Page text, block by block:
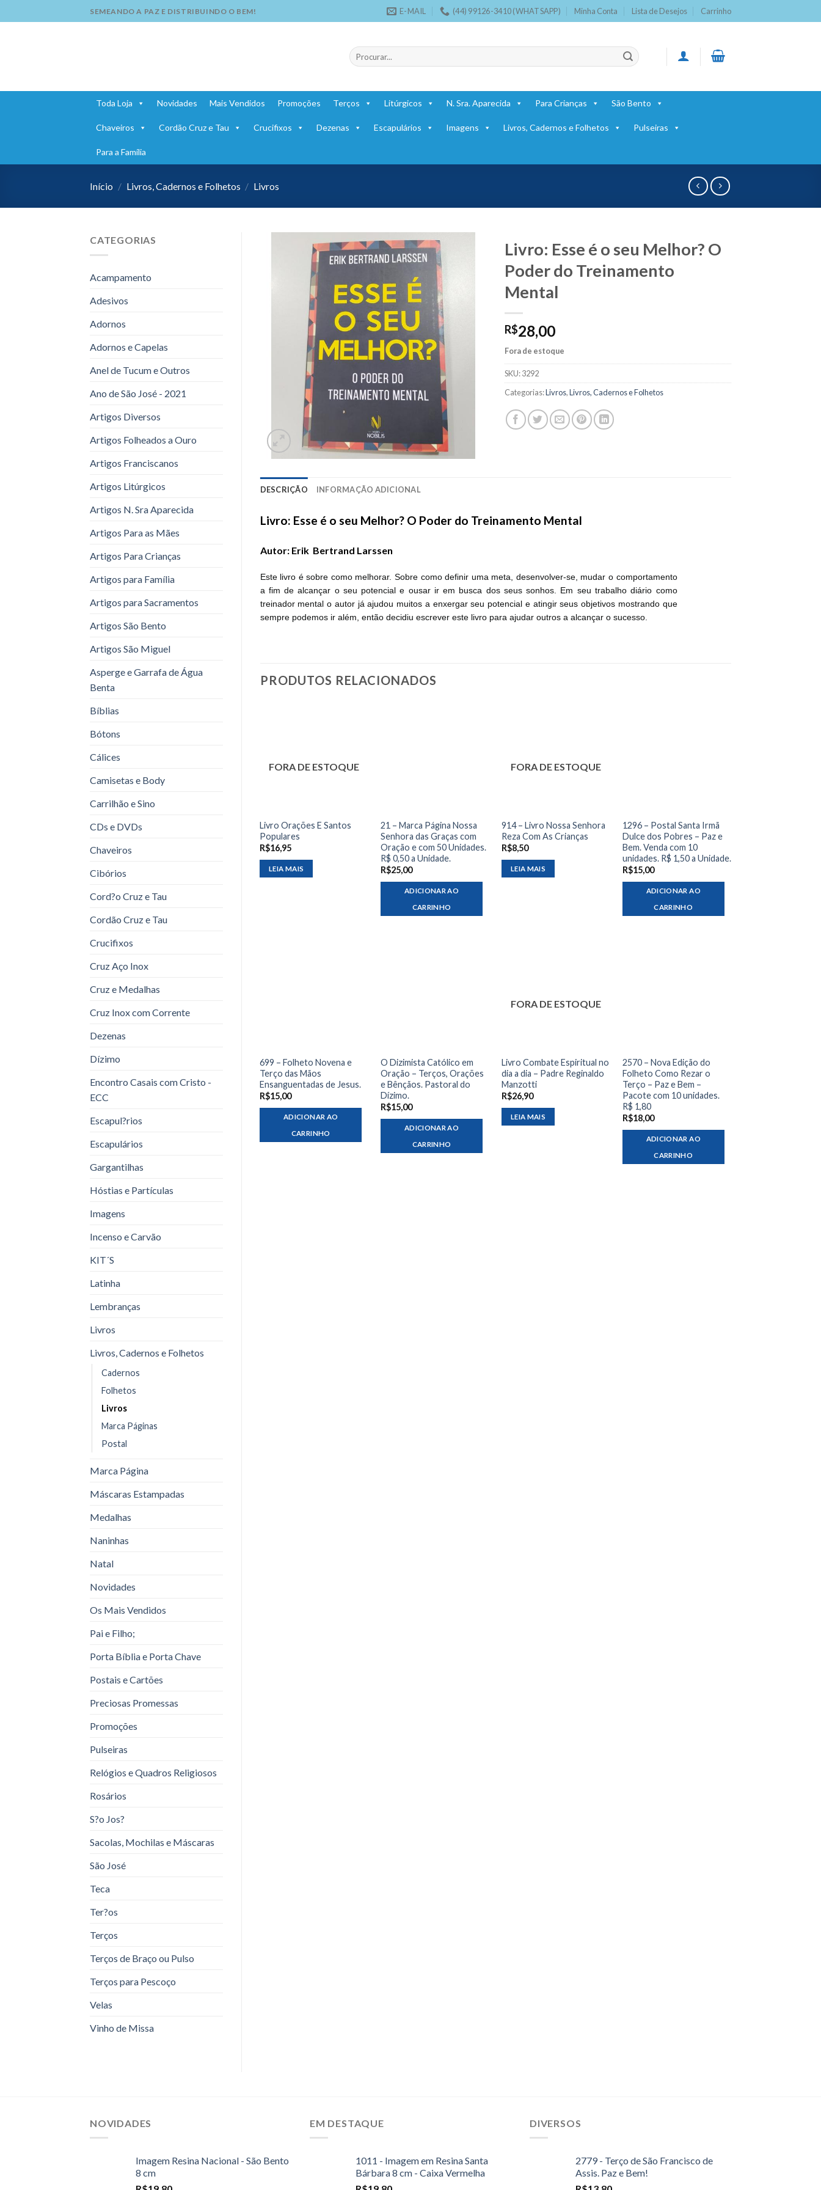
to
SEMEANDO A PAZ E DISTRIBUINDO O BEM! E-MAIL (44) 99126-3410 (WHATSAPP) Minha Conta Lista de Desejos Carrinho
Pesquisar
por:
Toda Loja Novidades Mais Vendidos Promoções Terços Litúrgicos N. Sra. Aparecida Para Crianças São Bento
Chaveiros Cordão Cruz e Tau Crucifixos Dezenas Escapulários Imagens Livros, Cadernos e Folhetos Pulseiras
Para a Família
Início / Livros, Cadernos e Folhetos / Livros
CATEGORIAS
Acampamento
Adesivos
Adornos
Adornos e Capelas
Anel de Tucum e Outros
Ano de São José - 2021
Artigos Diversos
Artigos Folheados a Ouro
Artigos Franciscanos
Artigos Litúrgicos
Artigos N. Sra Aparecida
Artigos Para as Mães
Artigos Para Crianças
Artigos para Família
Artigos para Sacramentos
Artigos São Bento
Artigos São Miguel
Asperge e Garrafa de Água
Benta
Bíblias
Bótons
Cálices
Camisetas e Body
Carrilhão e Sino
CDs e DVDs
Chaveiros
Cibórios
Cord?o Cruz e Tau
Cordão Cruz e Tau
Crucifixos
Cruz Aço Inox
Cruz e Medalhas
Cruz Inox com Corrente
Dezenas
Dízimo
Encontro Casais com Cristo -
ECC
Escapul?rios
Escapulários
Gargantilhas
Hóstias e Partículas
Imagens
Incenso e Carvão
KIT´S
Latinha
Lembranças
Livros
Livros, Cadernos e Folhetos
Cadernos
Folhetos
Livros
Marca Páginas
Postal
Marca Página
Máscaras Estampadas
Medalhas
Naninhas
Natal
Novidades
Os Mais Vendidos
Pai e Filho;
Porta Bíblia e Porta Chave
Postais e Cartões
Preciosas Promessas
Promoções
Pulseiras
Relógios e Quadros Religiosos
Rosários
S?o Jos?
Sacolas, Mochilas e Máscaras
São José
Teca
Ter?os
Terços
Terços de Braço ou Pulso
Terços para Pescoço
Velas
Vinho de Missa
Livro: Esse é o seu Melhor? O
Poder do Treinamento
Mental
R$28,00
Fora de estoque
SKU:3292
Categorias:Livros,Livros, Cadernos e Folhetos
DESCRIÇÃO INFORMAÇÃO ADICIONAL
Livro: Esse é o seu Melhor? O Poder do Treinamento Mental
Autor: Erik Bertrand Larssen
Este livro é sobre como melhorar. Sobre como definir uma meta, desenvolver-se, mudar o comportamento
a fim de alcançar o seu potencial e ousar ir em busca dos seus sonhos. Em seu trabalho diário como
treinador mental o autor já ajudou muitos a enxergar seu potencial e atingir seus objetivos mostrando que
sempre podemos ir além, então decidiu escrever este livro para ajudar outros a alcançar o sucesso.
PRODUTOS RELACIONADOS
FORA DE ESTOQUE
Livro Orações E Santos
Populares
R$16,95
LEIA MAIS
21 – Marca Página Nossa
Senhora das Graças com
Oração e com 50 Unidades.
R$ 0,50 a Unidade.
R$25,00
ADICIONAR AO
CARRINHO
FORA DE ESTOQUE
914 – Livro Nossa Senhora
Reza Com As Crianças
R$8,50
LEIA MAIS
1296 – Postal Santa Irmã
Dulce dos Pobres – Paz e
Bem. Venda com 10
unidades. R$ 1,50 a Unidade.
R$15,00
ADICIONAR AO
CARRINHO
699 – Folheto Novena e
Terço das Mãos
Ensanguentadas de Jesus.
R$15,00
ADICIONAR AO
CARRINHO
O Dizimista Católico em
Oração – Terços, Orações
e Bênçãos. Pastoral do
Dízimo.
R$15,00
ADICIONAR AO
CARRINHO
FORA DE ESTOQUE
Livro Combate Espiritual no
dia a dia – Padre Reginaldo
Manzotti
R$26,90
LEIA MAIS
2570 – Nova Edição do
Folheto Como Rezar o
Terço – Paz e Bem –
Pacote com 10 unidades.
R$ 1,80
R$18,00
ADICIONAR AO
CARRINHO
NOVIDADES
Imagem Resina Nacional - São Bento
8 cm
EM DESTAQUE
1011 - Imagem em Resina Santa
Bárbara 8 cm - Caixa Vermelha
DIVERSOS
2779 - Terço de São Francisco de
Assis. Paz e Bem!